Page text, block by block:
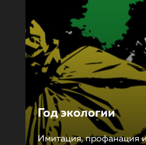
Год экологии
Имитация, профанация